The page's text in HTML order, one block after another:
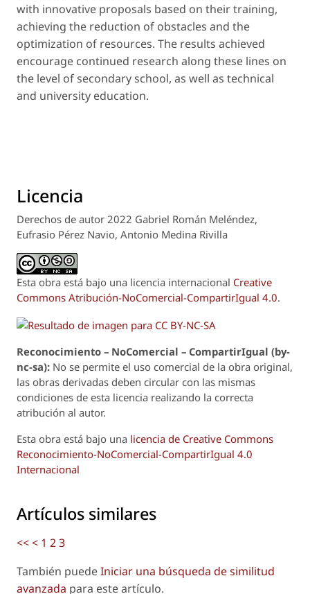
with innovative proposals based on their training,
achieving the reduction of obstacles and the
optimization of resources. The results achieved
encourage continued research along these lines on
the level of secondary school, as well as technical
and university education.
Licencia
Derechos de autor 2022 Gabriel Román Meléndez,
Eufrasio Pérez Navio, Antonio Medina Rivilla
Esta obra está bajo una licencia internacional Creative
Commons Atribución-NoComercial-CompartirIgual 4.0.
Reconocimiento – NoComercial – CompartirIgual (by-
nc-sa): No se permite el uso comercial de la obra original,
las obras derivadas deben circular con las mismas
condiciones de esta licencia realizando la correcta
atribución al autor.
Esta obra está bajo una licencia de Creative Commons
Reconocimiento-NoComercial-CompartirIgual 4.0
Internacional
Artículos similares
<<< 1 23
También puedeIniciar una búsqueda de similitud
avanzada para este artículo.